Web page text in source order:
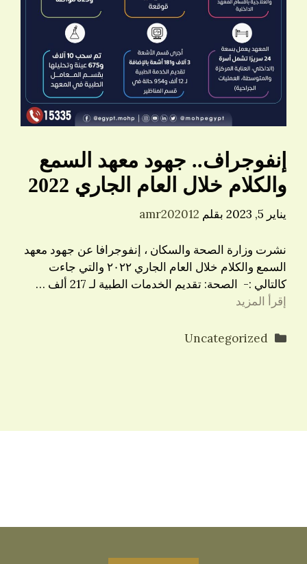
إنفوجراف.. جهود معهد السمع
والكلام خلال العام الجاري 2022
يناير 5, 2023 بقلم amr202012
نشرت وزارة الصحة والسكان ، إنفوجرافا عن جهود معهد
السمع والكلام خلال العام الجاري ٢٠٢٢ والتي جاءت
كالتالي :- الصحة: تقديم الخدمات الطبية لـ 217 ألف …
إقرأ المزيد
التصنيفات
Uncategorized